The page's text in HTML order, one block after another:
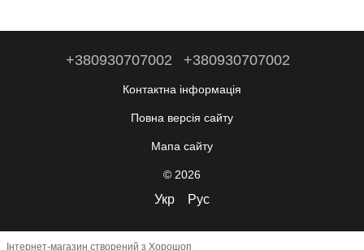
+380930707002 +380930707002
Контактна інформація
Повна версія сайту
Мапа сайту
© 2026
Укр Рус
Інтернет-магазин створений з Хорошоп